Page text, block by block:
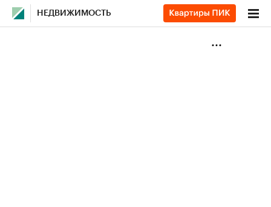
НЕДВИЖИМОСТЬ